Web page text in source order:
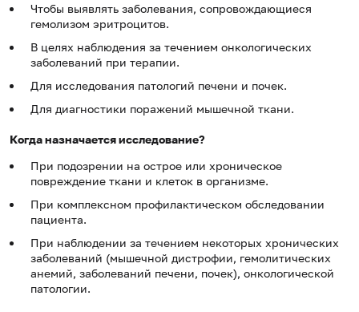
Чтобы выявлять заболевания, сопровождающиеся
гемолизом эритроцитов.
В целях наблюдения за течением онкологических
заболеваний при терапии.
Для исследования патологий печени и почек.
Для диагностики поражений мышечной ткани.
Когда назначается исследование?
При подозрении на острое или хроническое
повреждение ткани и клеток в организме.
При комплексном профилактическом обследовании
пациента.
При наблюдении за течением некоторых хронических
заболеваний (мышечной дистрофии, гемолитических
анемий, заболеваний печени, почек), онкологической
патологии.